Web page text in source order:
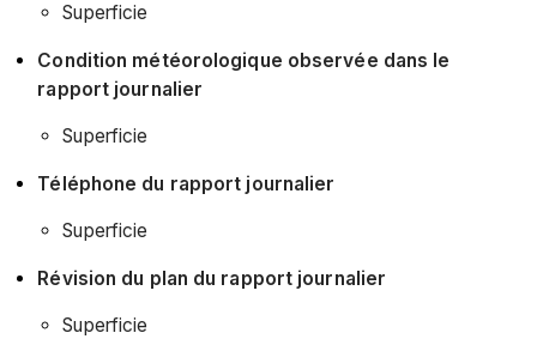
Superficie
Condition météorologique observée dans le
rapport journalier
Superficie
Téléphone du rapport journalier
Superficie
Révision du plan du rapport journalier
Superficie